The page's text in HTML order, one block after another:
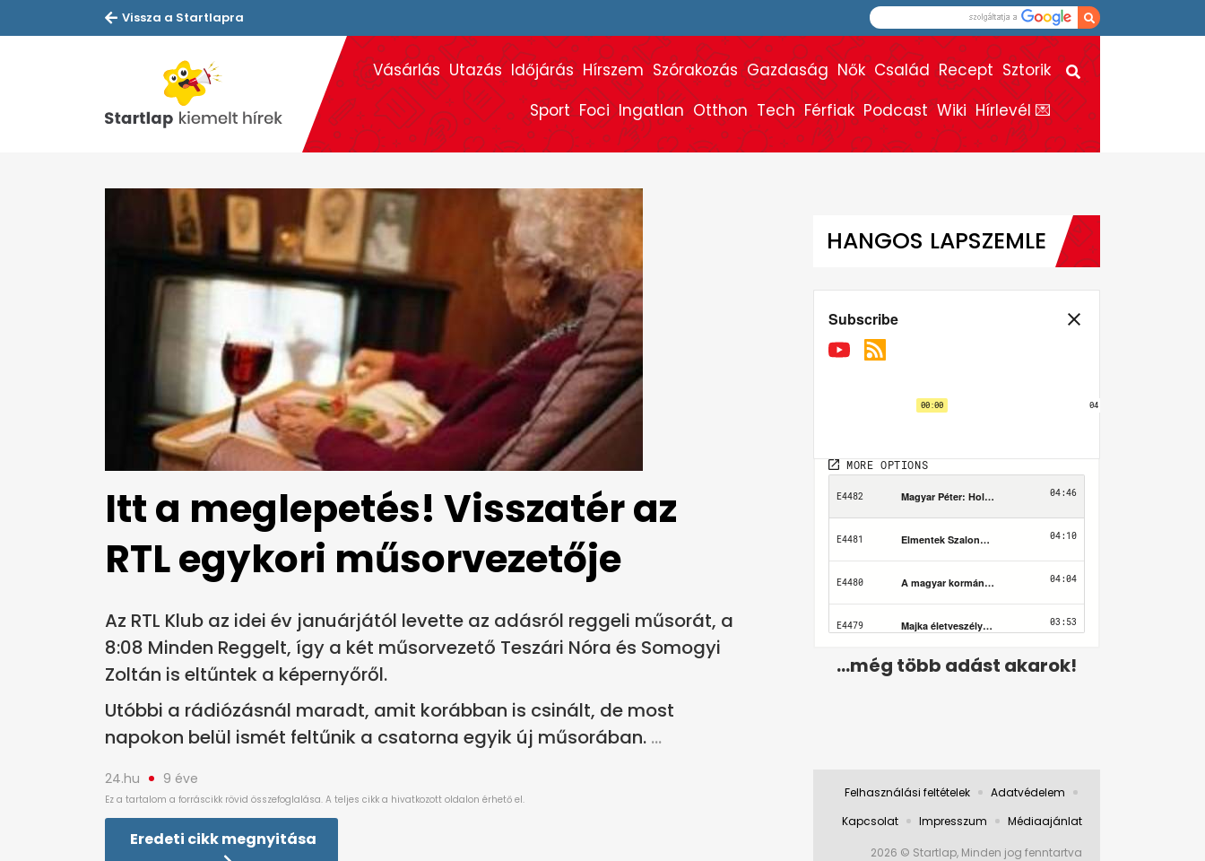
Vissza a Startlapra
Vásárlás Utazás Időjárás Hírszem Szórakozás Gazdaság Nők Család Recept Sztorik
Sport Foci Ingatlan Otthon Tech Férfiak Podcast Wiki Hírlevél 💌
Itt a meglepetés! Visszatér az
RTL egykori műsorvezetője
Az RTL Klub az idei év januárjától levette az adásról reggeli műsorát, a
8:08 Minden Reggelt, így a két műsorvezető Teszári Nóra és Somogyi
Zoltán is eltűntek a képernyőről.
Utóbbi a rádiózásnál maradt, amit korábban is csinált, de most
napokon belül ismét feltűnik a csatorna egyik új műsorában.
24.hu 9 éve
Eredeti cikk megnyitása
HANGOS LAPSZEMLE
...még több adást akarok!
Felhasználási feltételek
Adatvédelem
Kapcsolat
Impresszum Médiaajánlat
2026 © Startlap, Minden jog fenntartva